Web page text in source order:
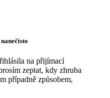
na přijímací
zeptat, kdy zhruba
případně způsobem,